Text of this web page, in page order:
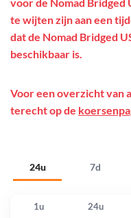
24u 7d
te wijten zijn aan een
dat de Nomad Bridged
beschikbaar is.
Voor een overzicht van
terecht op de
1u 24u